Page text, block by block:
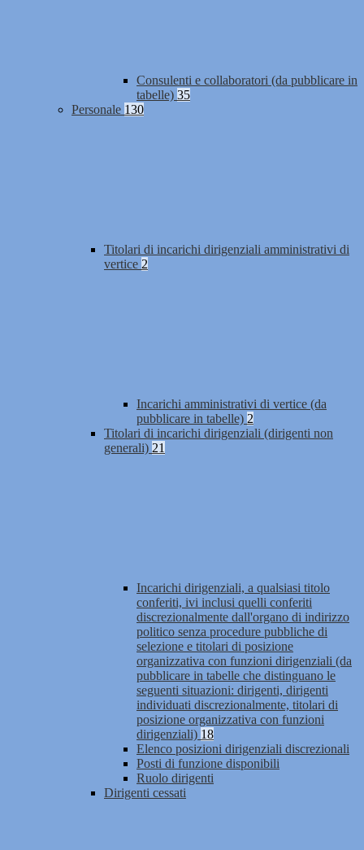
Consulenti e collaboratori (da pubblicare in
tabelle) 35
Personale 130
Titolari di incarichi dirigenziali amministrativi di
vertice 2
Incarichi amministrativi di vertice (da
pubblicare in tabelle) 2
Titolari di incarichi dirigenziali (dirigenti non
generali) 21
Incarichi dirigenziali, a qualsiasi titolo
conferiti, ivi inclusi quelli conferiti
discrezionalmente dall'organo di indirizzo
politico senza procedure pubbliche di
selezione e titolari di posizione
organizzativa con funzioni dirigenziali (da
pubblicare in tabelle che distinguano le
seguenti situazioni: dirigenti, dirigenti
individuati discrezionalmente, titolari di
posizione organizzativa con funzioni
dirigenziali) 18
Elenco posizioni dirigenziali discrezionali
Posti di funzione disponibili
Ruolo dirigenti
Dirigenti cessati